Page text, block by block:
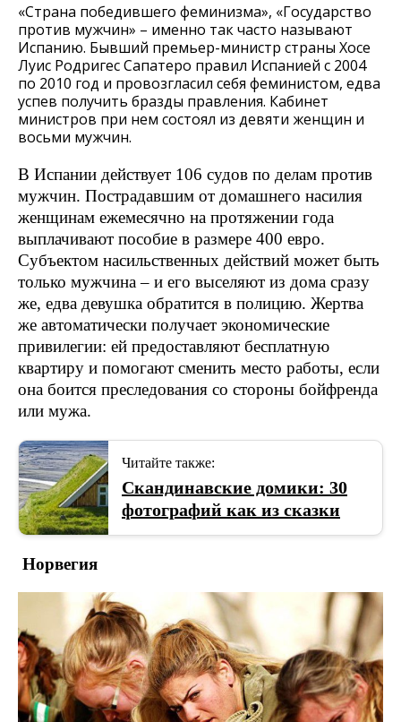
«Страна победившего феминизма», «Государство
против мужчин» – именно так часто называют
Испанию. Бывший премьер-министр страны Хосе
Луис Родригес Сапатеро правил Испанией с 2004
по 2010 год и провозгласил себя феминистом, едва
успев получить бразды правления. Кабинет
министров при нем состоял из девяти женщин и
восьми мужчин.
В Испании действует 106 судов по делам против
мужчин. Пострадавшим от домашнего насилия
женщинам ежемесячно на протяжении года
выплачивают пособие в размере 400 евро.
Субъектом насильственных действий может быть
только мужчина – и его выселяют из дома сразу
же, едва девушка обратится в полицию. Жертва
же автоматически получает экономические
привилегии: ей предоставляют бесплатную
квартиру и помогают сменить место работы, если
она боится преследования со стороны бойфренда
или мужа.
Читайте также:
Скандинавские домики: 30
фотографий как из сказки
Норвегия